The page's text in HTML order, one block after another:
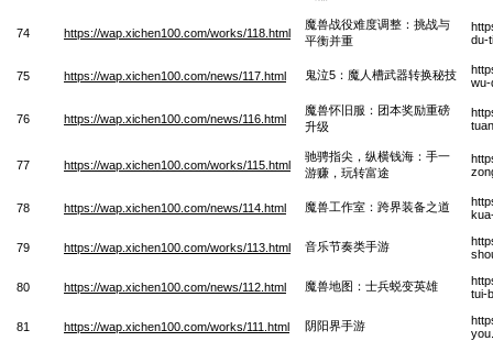
74 https://wap.xichen100.com/works/118.html
魔兽战役难度调整：挑战与
平衡并重
du-
75 https://wap.xichen100.com/news/117.html 鬼泣5：魔人槽武器转换秘技
wu-
76 https://wap.xichen100.com/news/116.html
魔兽怀旧服：团本奖励重磅
升级
77 https://wap.xichen100.com/works/115.html
驰骋指尖，纵横钱海：手一
游赚，玩转富途
78 https://wap.xichen100.com/news/114.html 魔兽工作室：跨界装备之道
79 https://wap.xichen100.com/works/113.html 音乐节奏类手游
80 https://wap.xichen100.com/news/112.html 魔兽地图：士兵蜕变英雄
tui-
81 https://wap.xichen100.com/works/111.html 阴阳界手游